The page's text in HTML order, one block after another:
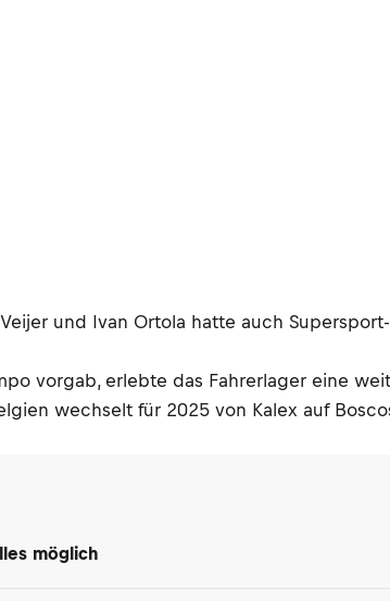
und Ivan Ortola hatte auch
vorgab, erlebte das Fahrerlager eine
wechselt für 2025 von Kalex auf
möglich